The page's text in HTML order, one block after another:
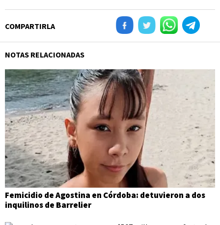
COMPARTIRLA
NOTAS RELACIONADAS
Femicidio de Agostina en Córdoba: detuvieron a dos
inquilinos de Barrelier